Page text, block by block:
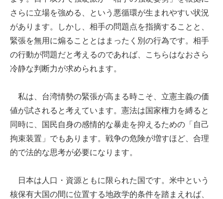
さらに立場を強める、という悪循環が生まれやすい状況
があります。しかし、相手の問題点を指摘することと、
緊張を無用に煽ることとはまったく別の行為です。相手
の行動が問題だと考えるのであれば、こちらはなおさら
冷静な判断力が求められます。
私は、台湾情勢の緊張が高まる時こそ、立憲主義の価
値が試されると考えています。憲法は国家権力を縛ると
同時に、国民自身の感情的な暴走を抑えるための「自己
拘束装置」でもあります。戦争の危険が増すほど、合理
的で法的な思考が必要になります。
日本は人口・資源ともに限られた国です。米中という
核保有大国の間に位置する地政学的条件を踏まえれば、